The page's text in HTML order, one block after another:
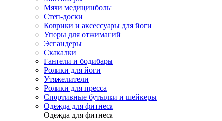
Мячи медицинболы
Степ-доски
Коврики и аксессуары для йоги
Упоры для отжиманий
Эспандеры
Скакалки
Гантели и бодибары
Ролики для йоги
Утяжелители
Ролики для пресса
Спортивные бутылки и шейкеры
Одежда для фитнеса
Одежда для фитнеса